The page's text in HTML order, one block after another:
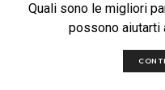
Quali sono le migliori
possono aiutarti